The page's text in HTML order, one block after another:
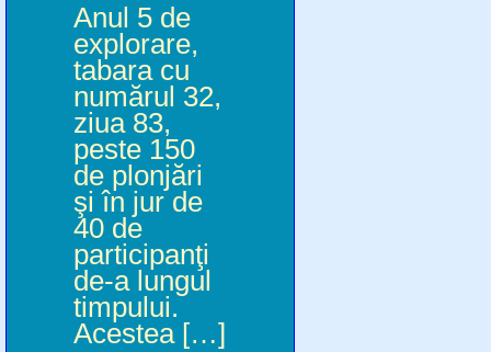
Anul 5 de
explorare,
tabara cu
numărul 32,
ziua 83,
peste 150
de plonjări
şi în jur de
40 de
participanţi
de-a lungul
timpului.
Acestea […]